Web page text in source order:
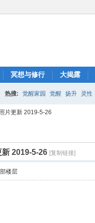
冥想与修行 大揭露
热搜: 觉醒家园 觉醒 扬升 灵性
片更新 2019-5-26
新 2019-5-26 [复制链接]
楼层